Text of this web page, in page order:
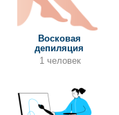
Восковая
депиляция
1 человек